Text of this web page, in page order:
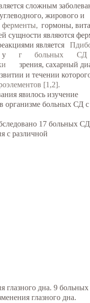
сложным
жирового и
ферменты, гормоны,
сущности являются
является
у г больных
СД
зрения, сахарный
и течении
[1,2].
явилось изучение
организме больных СД
17 больных
с различной
глазного дна. 9
глазного дна.